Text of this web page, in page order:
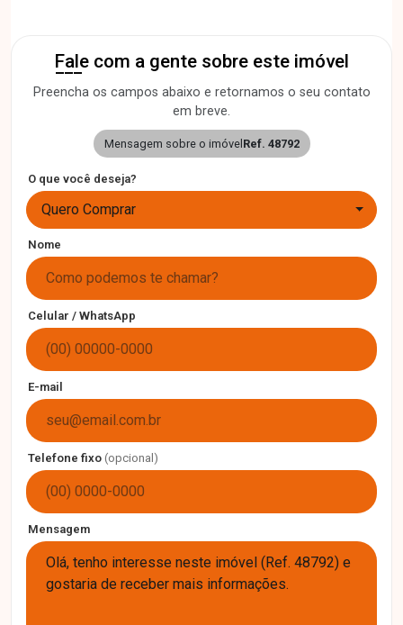
Fale com a gente sobre este imóvel
Preencha os campos abaixo e retornamos o seu contato
em breve.
Mensagem sobre o imóvel Ref. 48792
O que você deseja?
Quero Comprar
Nome
Celular / WhatsApp
E-mail
Telefone fixo (opcional)
Mensagem